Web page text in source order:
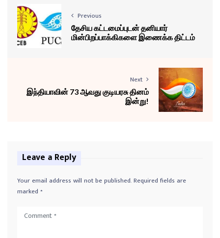
Previous
தேசிய கட்டமைப்புடன் தனியார்
மின்பிறப்பாக்கிகளை இணைக்க திட்டம்
Next
இந்தியாவின் 73 ஆவது குடியரசு தினம்
இன்று!
Leave a Reply
Your email address will not be published.Required fields are
marked *